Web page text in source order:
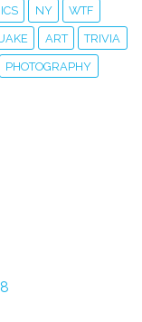
NY WTF
ART TRIVIA
PHOTOGRAPHY